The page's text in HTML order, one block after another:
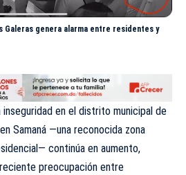
Galeras genera alarma entre residentes y
inseguridad en el distrito municipal de
Samaná —una reconocida zona
continúa en aumento,
preocupación entre